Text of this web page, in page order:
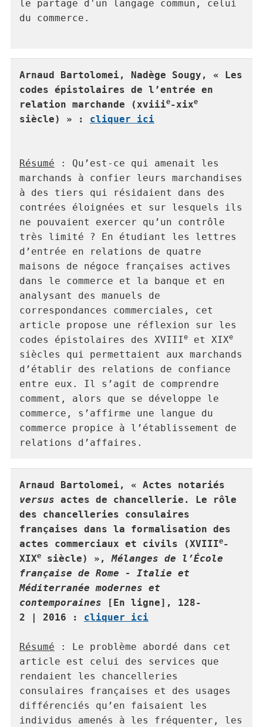
le partage d'un langage commun, celui
du commerce.
Arnaud Bartolomei, Nadège Sougy, « Les
codes épistolaires de l’entrée en
relation marchande (xviiie-xixe
siècle) » : cliquer ici
Résumé : Qu’est-ce qui amenait les
marchands à confier leurs marchandises
à des tiers qui résidaient dans des
contrées éloignées et sur lesquels ils
ne pouvaient exercer qu’un contrôle
très limité ? En étudiant les lettres
d’entrée en relations de quatre
maisons de négoce françaises actives
dans le commerce et la banque et en
analysant des manuels de
correspondances commerciales, cet
article propose une réflexion sur les
codes épistolaires des XVIIIe et XIXe
siècles qui permettaient aux marchands
d’établir des relations de confiance
entre eux. Il s’agit de comprendre
comment, alors que se développe le
commerce, s’affirme une langue du
commerce propice à l’établissement de
relations d’affaires.
Arnaud Bartolomei
versus actes de chancellerie. Le rôle
des chancelleries consulaires
françaises dans la formalisation des
actes commerciaux et civils (XVIIIe-
XIXe siècle) », Mélanges de l’École
française de Rome - Italie et
Méditerranée modernes et
contemporaines [En ligne], 128-
2 | 2016 : cliquer ici
Résumé : Le problème abordé dans cet
article est celui des services que
rendaient les chancelleries
consulaires françaises et des usages
différenciés qu’en faisaient les
individus amenés à les fréquenter, les